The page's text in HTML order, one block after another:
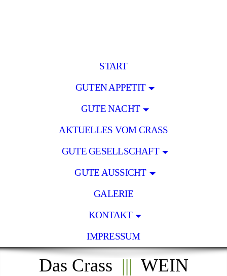
START
GUTEN APPETIT
GUTE NACHT
AKTUELLES VOM CRASS
GUTE GESELLSCHAFT
GUTE AUSSICHT
GALERIE
KONTAKT
IMPRESSUM
Das Crass ||| WEIN